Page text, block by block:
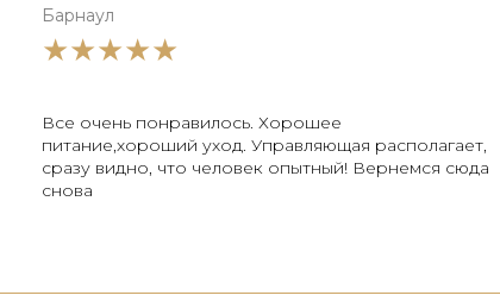
Барнаул
★★★★★
Все очень понравилось. Хорошее
питание,хороший уход. Управляющая располагает,
сразу видно, что человек опытный! Вернемся сюда
снова